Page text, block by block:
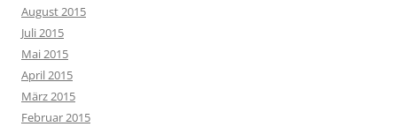
August 2015
Juli 2015
Mai 2015
April 2015
März 2015
Februar 2015